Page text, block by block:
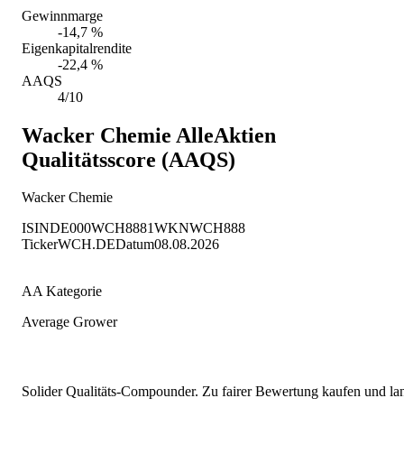
Gewinnmarge
-14,7 %
Eigenkapitalrendite
-22,4 %
AAQS
4/10
Wacker Chemie AlleAktien
Qualitätsscore (AAQS)
Wacker Chemie
ISINDE000WCH8881WKNWCH888
TickerWCH.DEDatum08.08.2026
AA Kategorie
Average Grower
Solider Qualitäts-Compounder. Zu fairer Bewertung kaufen und